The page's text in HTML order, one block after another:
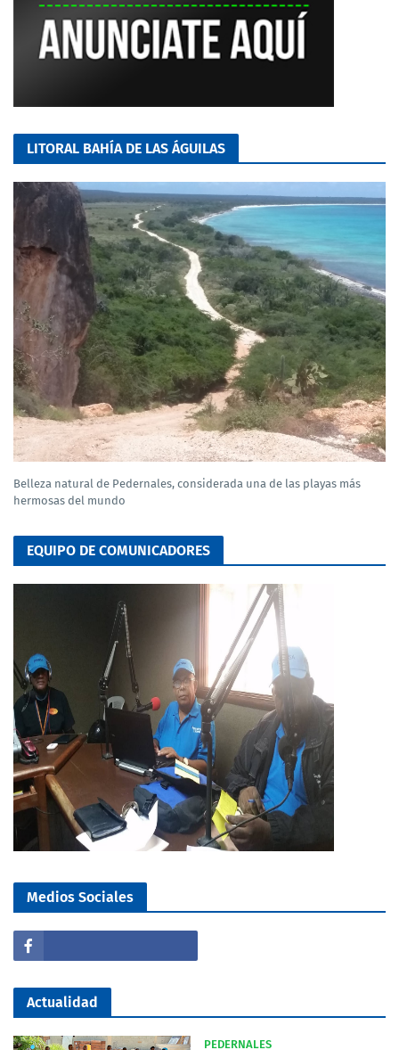
LITORAL BAHÍA DE LAS ÁGUILAS
Belleza natural de Pedernales, considerada una de las playas más
hermosas del mundo
EQUIPO DE COMUNICADORES
Medios Sociales
Actualidad
PEDERNALES